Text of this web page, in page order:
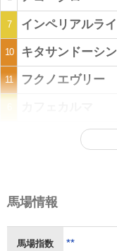
7 インペリアルラ
10 キタサンドーシン
11 フクノエヴリー
馬場情報
馬場指数 **